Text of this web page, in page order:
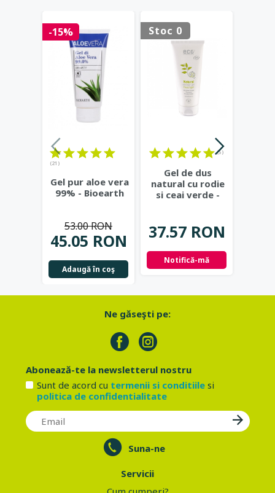
-15%
(21)
Gel pur aloe vera
99% - Bioearth
45.05 RON
53.00 RON
Adaugă în coş
Stoc 0
(5)
Gel de dus
natural cu rodie
si ceai verde -
37.57 RON
Notifică-mă
Ne găseşti pe:
Abonează-te la newsletterul nostru
Sunt de acord cu termenii si conditiilesi
politica de confidentialitate
Suna-ne
Servicii